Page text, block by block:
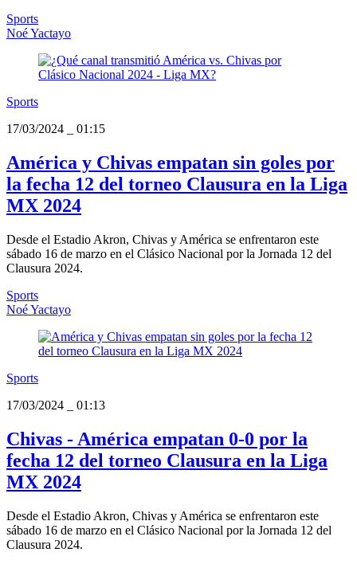
Sports
Noé Yactayo
Sports
17/03/2024
01:15
América y Chivas empatan sin goles por
la fecha 12 del torneo Clausura en la Liga
MX 2024
Desde el Estadio Akron, Chivas y América se enfrentaron este
sábado 16 de marzo en el Clásico Nacional por la Jornada 12 del
Clausura 2024.
Sports
Noé Yactayo
Sports
17/03/2024
01:13
Chivas - América empatan 0-0 por la
fecha 12 del torneo Clausura en la Liga
MX 2024
Desde el Estadio Akron, Chivas y América se enfrentaron este
sábado 16 de marzo en el Clásico Nacional por la Jornada 12 del
Clausura 2024.